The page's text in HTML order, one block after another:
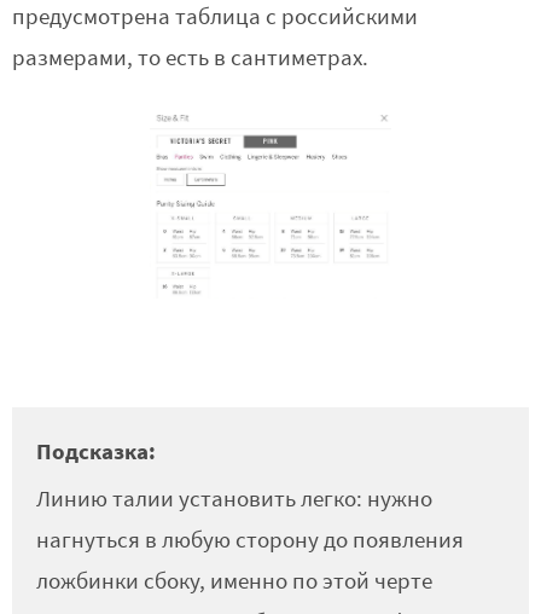
предусмотрена таблица с российскими
размерами, то есть в сантиметрах.
Подсказка:
Линию талии установить легко: нужно
нагнуться в любую сторону до появления
ложбинки сбоку, именно по этой черте